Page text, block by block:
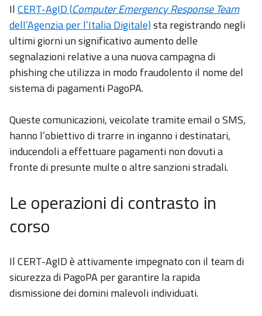
IlCERT-AgID (Computer Emergency Response Team
dell’Agenzia per l’Italia Digitale)sta registrando negli
ultimi giorni un significativo aumento delle
segnalazioni relative a una nuova campagna di
phishing che utilizza in modo fraudolento il nome del
sistema di pagamenti PagoPA.
Queste comunicazioni, veicolate tramite email o SMS,
hanno l’obiettivo di trarre in inganno i destinatari,
inducendoli a effettuare pagamenti non dovuti a
fronte di presunte multe o altre sanzioni stradali.
Le operazioni di contrasto in
corso
Il CERT-AgID è attivamente impegnato con il team di
sicurezza di PagoPA per garantire la rapida
dismissione dei domini malevoli individuati.